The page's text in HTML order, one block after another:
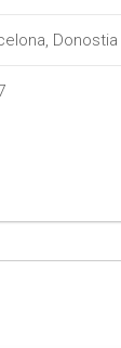
Donostia